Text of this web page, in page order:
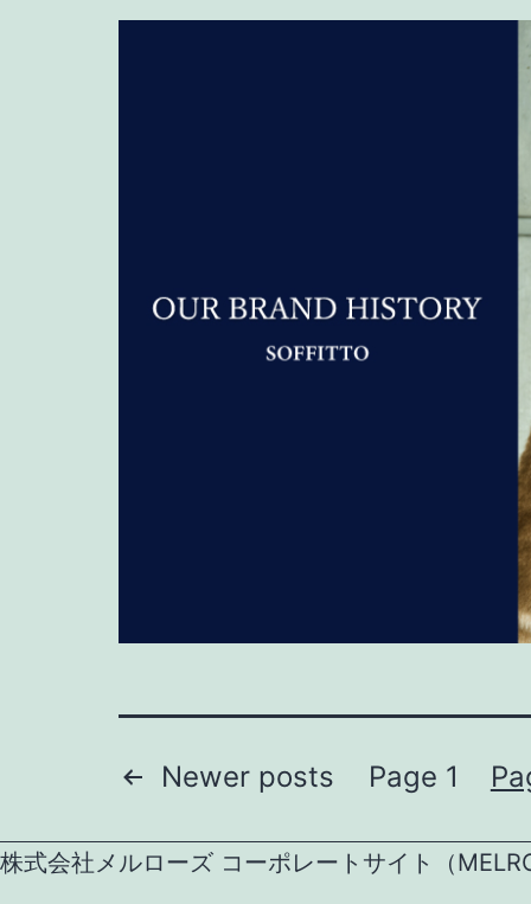
Posts
navigation
Newer posts Page 1
株式会社メルローズ コーポレートサイト（